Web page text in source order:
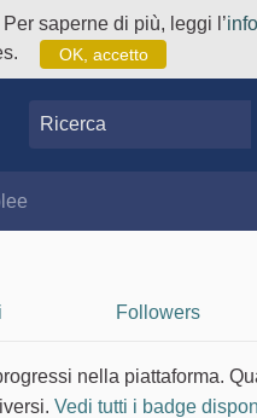
saperne di più, leggi l’
OK, accetto
Ricerca
Followers
nella piattaforma.
Vedi tutti i badge